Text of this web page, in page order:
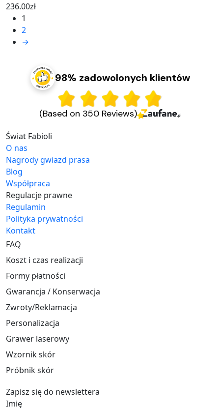
236.00zł
1
2
→
98% zadowolonych klientów
(Based on 350 Reviews)
Świat Fabioli
O nas
Nagrody gwiazd prasa
Blog
Współpraca
Regulacje prawne
Regulamin
Polityka prywatności
Kontakt
FAQ
Koszt i czas realizacji
Formy płatności
Gwarancja / Konserwacja
Zwroty/Reklamacja
Personalizacja
Grawer laserowy
Wzornik skór
Próbnik skór
Zapisz się do newslettera
Imię